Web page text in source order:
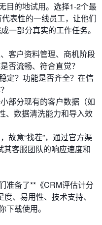
目的地试用。选择1-2个最
表性的一线员工，让他们
一部分真实的工作任务。
客户资料管理、商机阶段
否流畅、符合直觉？
定？功能是否齐全？在信
部分现有的客户数据（如
、数据清洗能力和导入效
故意“找茬”，通过官方渠
客服团队的响应速度和
准备了**《CRM评估计分
、易用性、技术支持、
下载使用。